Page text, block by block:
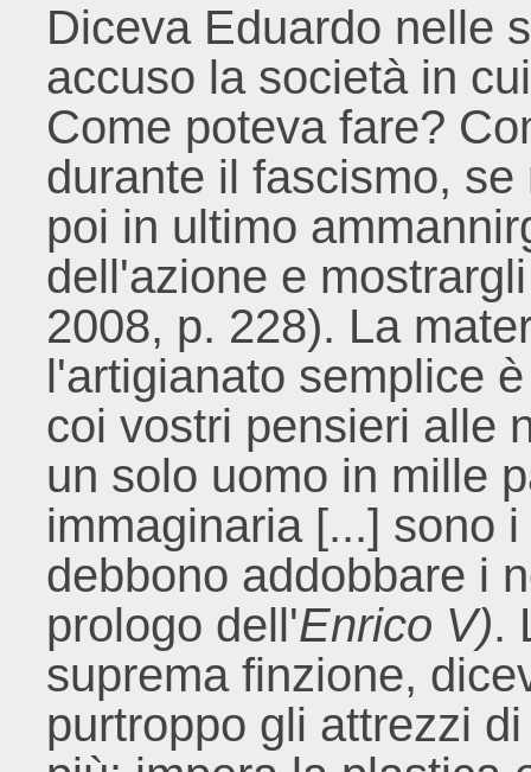
Diceva Eduardo nelle
accuso la società in
Come poteva fare?
durante il fascismo,
poi in ultimo
dell'azione e
2008, p. 228). La
l'artigianato semplice
coi vostri pensieri alle
un solo uomo in mille
immaginaria [...] sono
debbono addobbare i
prologo dell'Enrico V).
suprema finzione,
purtroppo gli attrezzi